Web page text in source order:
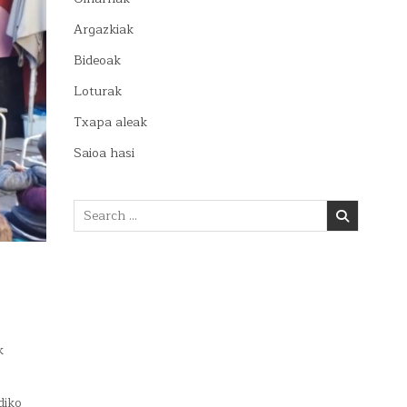
Argazkiak
Bideoak
Loturak
Txapa aleak
Saioa hasi
Search
for: